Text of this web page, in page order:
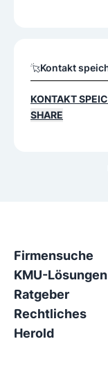
Kontakt
KONTAKT
SHARE
Firmensuche
KMU-Lösungen
Ratgeber
Rechtliches
Herold